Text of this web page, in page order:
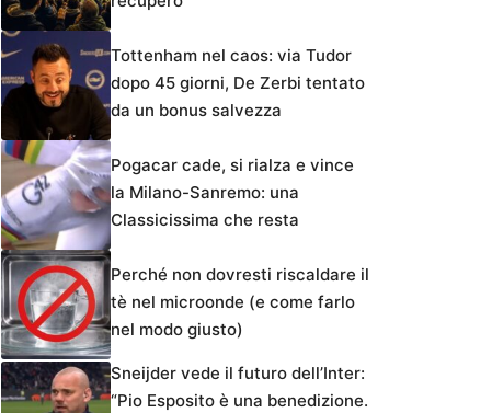
Tottenham nel caos: via Tudor
dopo 45 giorni, De Zerbi tentato
da un bonus salvezza
Pogacar cade, si rialza e vince
la Milano-Sanremo: una
Classicissima che resta
Perché non dovresti riscaldare il
tè nel microonde (e come farlo
nel modo giusto)
Sneijder vede il futuro dell’Inter:
“Pio Esposito è una benedizione.